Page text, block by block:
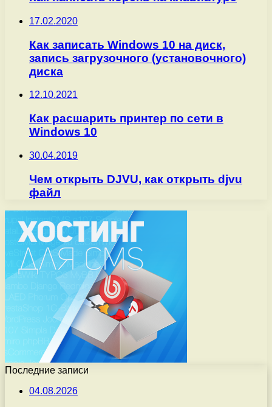
17.02.2020
Как записать Windows 10 на диск,
запись загрузочного (установочного)
диска
12.10.2021
Как расшарить принтер по сети в
Windows 10
30.04.2019
Чем открыть DJVU, как открыть djvu
файл
Последние записи
04.08.2026